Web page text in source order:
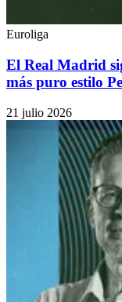
Euroliga
El Real Madrid
más puro estilo
21 julio 2026